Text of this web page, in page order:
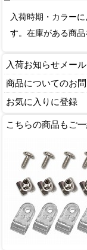
入荷時期・カラー
す。在庫がある商品
入荷お知らせメール
商品についてのお
お気に入りに登録
こちらの商品もご